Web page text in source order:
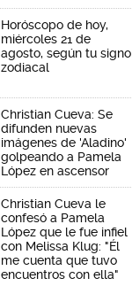
Horóscopo de hoy,
miércoles 21 de
agosto, según tu signo
zodiacal
Christian Cueva: Se
difunden nuevas
imágenes de 'Aladino'
golpeando a Pamela
López en ascensor
Christian Cueva le
confesó a Pamela
López que le fue infiel
con Melissa Klug: "Él
me cuenta que tuvo
encuentros con ella"